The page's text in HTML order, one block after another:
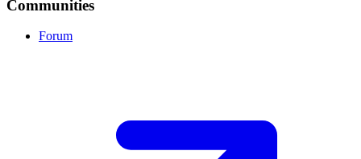
Communities
Forum